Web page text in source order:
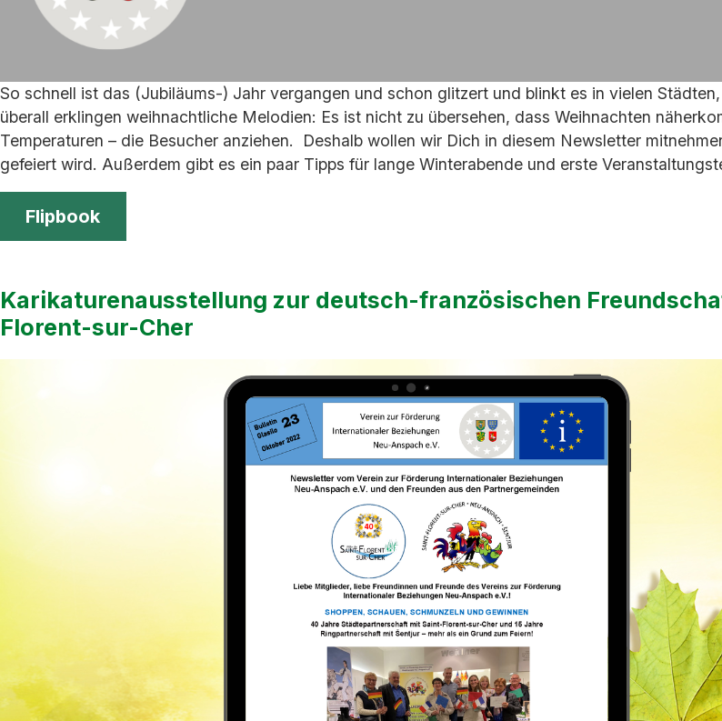
So schnell ist das (Jubiläums-) Jahr vergangen und schon glitzert und blinkt es in vielen
überall erklingen weihnachtliche Melodien: Es ist nicht zu übersehen, dass Weihnachten
Temperaturen – die Besucher anziehen. Deshalb wollen wir Dich in diesem Newsletter
gefeiert wird. Außerdem gibt es ein paar Tipps für lange Winterabende und erste
Flipbook
Karikaturenausstellung zur deutsch-französischen
Florent-sur-Cher